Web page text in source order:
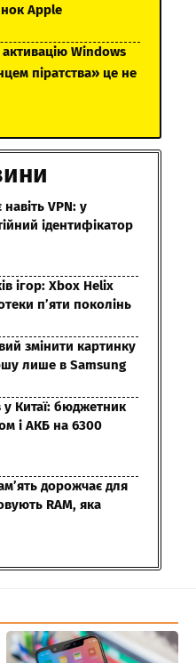
Apple
Windows
піратства» це не
VPN: у
ідентифікатор
ігор: Xbox Helix
п’яти поколінь
змінити картинку
лише в Samsung
у Китаї: бюджетник
і АКБ на 6300
дорожчає для
RAM, яка